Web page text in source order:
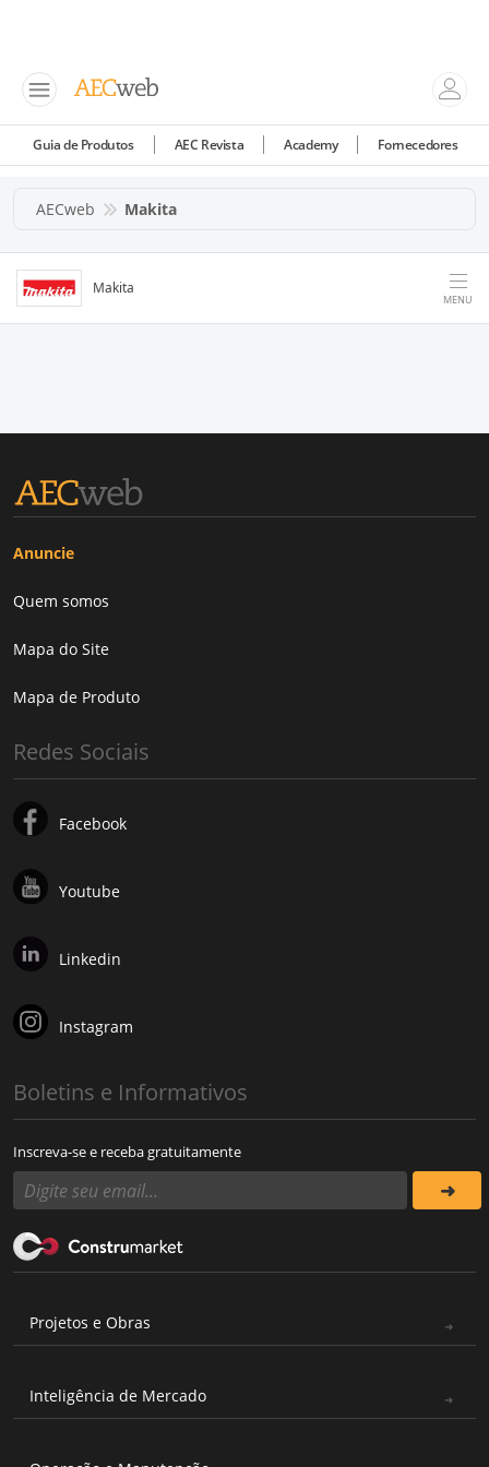
Guia de Produtos AEC Revista Academy Fornecedores
AECweb Makita
Makita
MENU
Anuncie
Quem somos
Mapa do Site
Mapa de Produto
Redes Sociais
Facebook
Youtube
Linkedin
Instagram
Boletins e Informativos
Inscreva-se e receba gratuitamente
Projetos e Obras
Inteligência de Mercado